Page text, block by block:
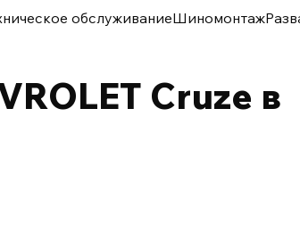
обслуживаниеШиномонтаж
Cruze в